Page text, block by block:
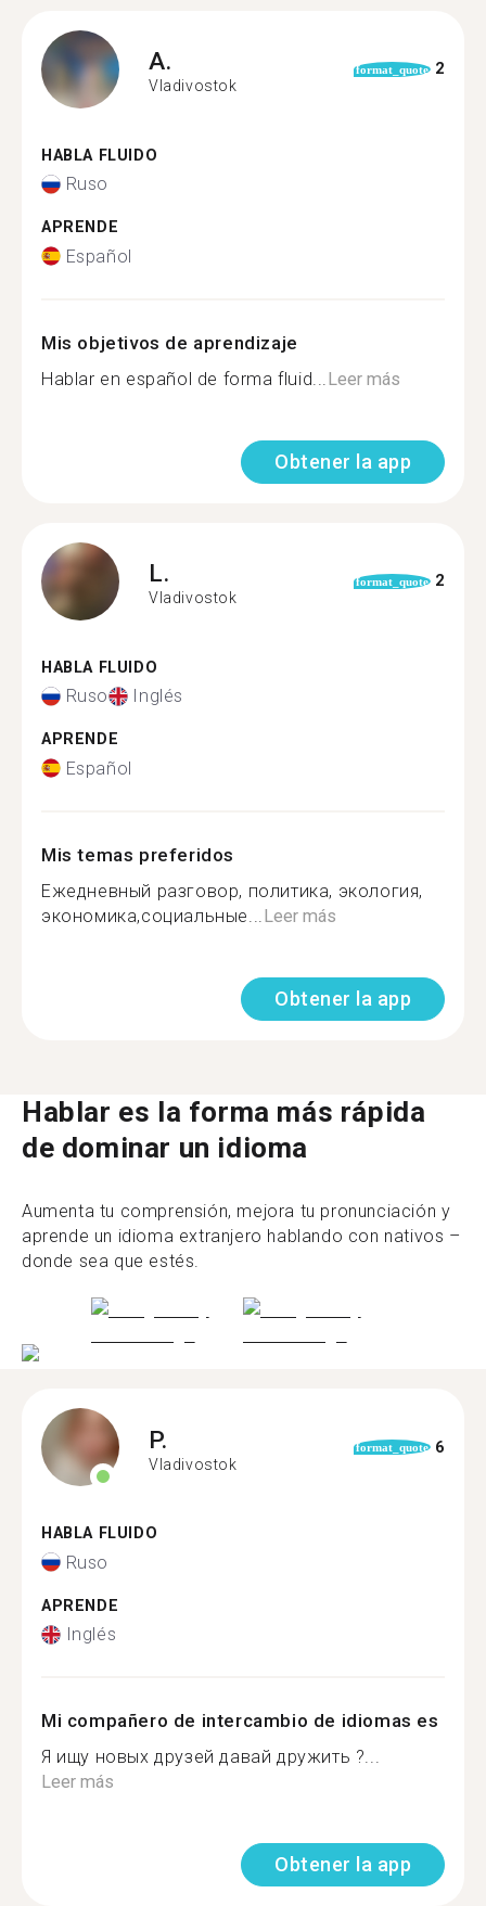
A.
Vladivostok
format_quote 2
HABLA FLUIDO
Ruso
APRENDE
Español
Mis objetivos de aprendizaje
Hablar en español de forma fluid... Leer más
Obtener la app
L.
Vladivostok
format_quote 2
HABLA FLUIDO
Ruso Inglés
APRENDE
Español
Mis temas preferidos
Ежедневный разговор, политика, экология,
экономика,социальные... Leer más
Obtener la app
Hablar es la forma más rápida
de dominar un idioma
Aumenta tu comprensión, mejora tu pronunciación y
aprende un idioma extranjero hablando con nativos –
donde sea que estés.
P.
Vladivostok
format_quote 6
HABLA FLUIDO
Ruso
APRENDE
Inglés
Mi compañero de intercambio de idiomas es
Я ищу новых друзей давай дружить ?...
Leer más
Obtener la app